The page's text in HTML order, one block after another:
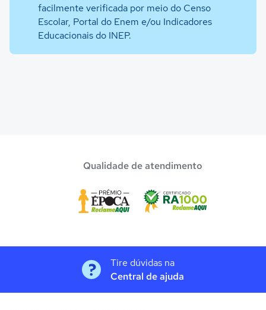
facilmente verificada por meio do Censo
Escolar, Portal do Enem e/ou Indicadores
Educacionais do INEP.
Qualidade de atendimento
Tire dúvidas na
Central de ajuda